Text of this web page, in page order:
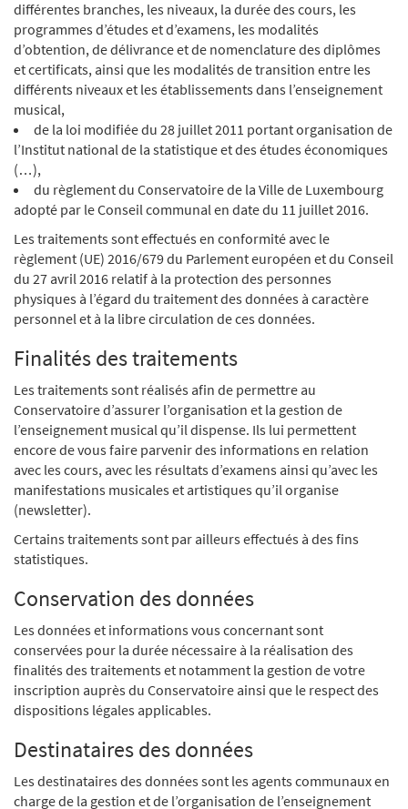
différentes branches, les niveaux, la durée des cours, les
programmes d’études et d’examens, les modalités
d’obtention, de délivrance et de nomenclature des diplômes
et certificats, ainsi que les modalités de transition entre les
différents niveaux et les établissements dans l’enseignement
musical,
de la loi modifiée du 28 juillet 2011 portant organisation de
l’Institut national de la statistique et des études économiques
(…),
du règlement du Conservatoire de la Ville de Luxembourg
adopté par le Conseil communal en date du 11 juillet 2016.
Les traitements sont effectués en conformité avec le
règlement (UE) 2016/679 du Parlement européen et du Conseil
du 27 avril 2016 relatif à la protection des personnes
physiques à l’égard du traitement des données à caractère
personnel et à la libre circulation de ces données.
Finalités des traitements
Les traitements sont réalisés afin de permettre au
Conservatoire d’assurer l’organisation et la gestion de
l’enseignement musical qu’il dispense. Ils lui permettent
encore de vous faire parvenir des informations en relation
avec les cours, avec les résultats d’examens ainsi qu’avec les
manifestations musicales et artistiques qu’il organise
(newsletter).
Certains traitements sont par ailleurs effectués à des fins
statistiques.
Conservation des données
Les données et informations vous concernant sont
conservées pour la durée nécessaire à la réalisation des
finalités des traitements et notamment la gestion de votre
inscription auprès du Conservatoire ainsi que le respect des
dispositions légales applicables.
Destinataires des données
Les destinataires des données sont les agents communaux en
charge de la gestion et de l’organisation de l’enseignement